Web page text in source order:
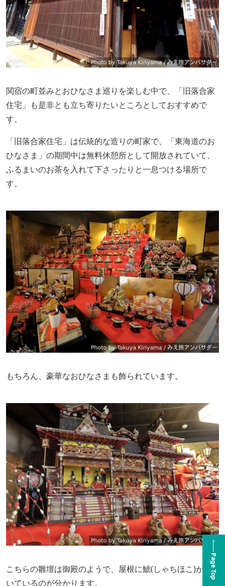
関宿の町並みとおひなさま巡りを楽しむ中で、「旧落合家
住宅」も是非とも立ち寄りたいところとしておすすめで
す。
「旧落合家住宅」は伝統的な造りの町家で、「東海道のお
ひなさま」の期間中は無料休憩所として開放されていて、
ふるまいのお茶を入れて下さったりと一息つける場所で
す。
もちろん、豪華なおひなさまも飾られています。
こちらの雛壇は御殿のようで、屋根に鯱(しゃちほこ)が付
いているのが分かります。
Page Top